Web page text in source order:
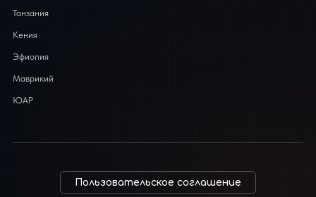
Танзания
Кения
Эфиопия
Маврикий
ЮАР
Пользовательское соглашение